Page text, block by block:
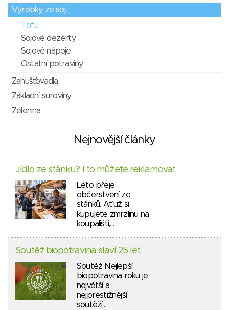
Výrobky ze sóji
Tofu
Sojové dezerty
Sojové nápoje
Ostatní potraviny
Zahušťovadla
Základní suroviny
Zelenina
Nejnovější články
Jídlo ze stánku? I to můžete reklamovat
Léto přeje
občerstvení ze
stánků. Ať už si
kupujete zmrzlinu na
koupališti,…
Soutěž biopotravina slaví 25 let
Soutěž Nejlepší
biopotravina roku je
největší a
nejprestižnější
soutěží…